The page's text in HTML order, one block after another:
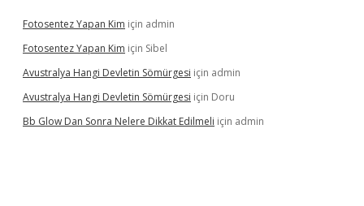
Fotosentez Yapan Kim için admin
Fotosentez Yapan Kim için Sibel
Avustralya Hangi Devletin Sömürgesi için admin
Avustralya Hangi Devletin Sömürgesi için Doru
Bb Glow Dan Sonra Nelere Dikkat Edilmeli için admin